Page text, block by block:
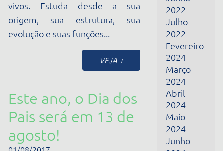
A data se originou na Babilônia
há 4 mil anos atrás, quando
Elmesu confeccionou um cartão
de argila, desejando coisas boas
ao seu pai. Já em 1909, o
VEJA +
Este ano, o Dia dos
Fevereiro
Março
2025
Abril
2025
Maio
2025
Dezembro
2025
Janeiro
2026
Fevereiro
2026